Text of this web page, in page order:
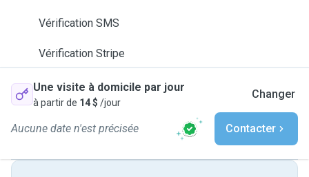
Vérification SMS
Vérification Stripe
Une visite à domicile par jour
à partir de 14 $ /jour
Changer
Aucune date n'est précisée Contacter